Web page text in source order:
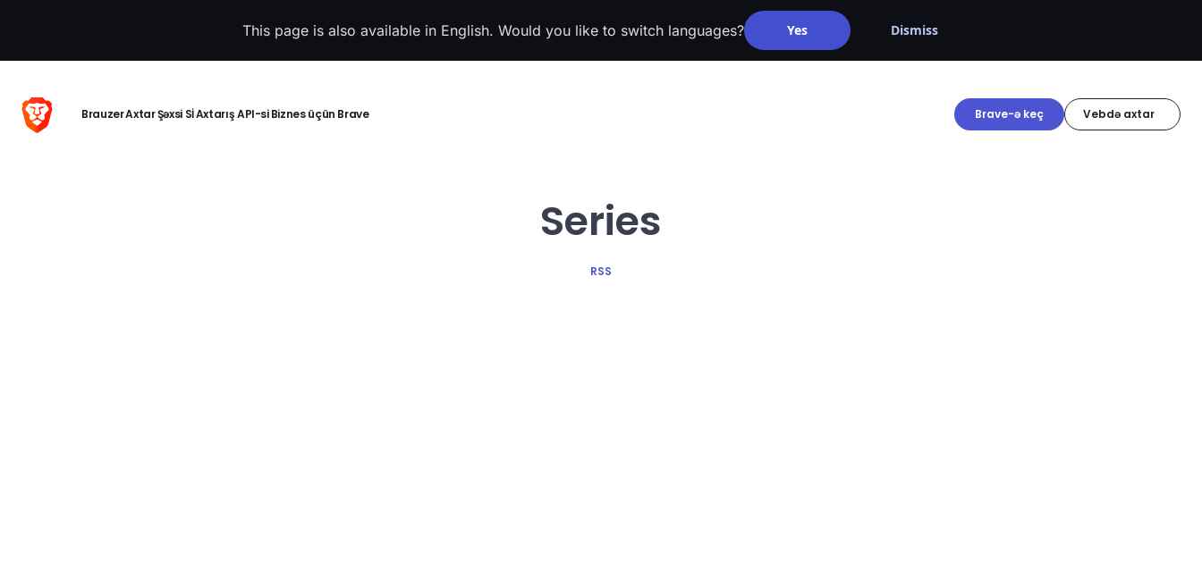
This page is also available in English. Would you like to switch languages? Yes Dismiss
BrauzerAxtarŞəxsi SİAxtarış API-siBiznes üçün Brave Brave-ə keç
Series
RSS